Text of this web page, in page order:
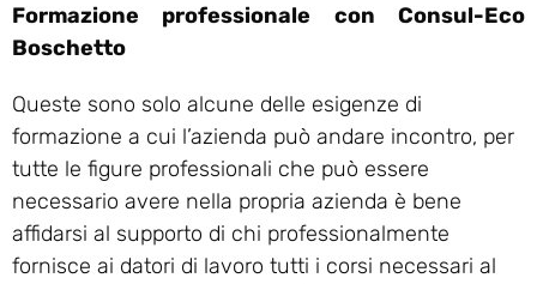
Formazione professionale con Consul-Eco
Boschetto
Queste sono solo alcune delle esigenze di
formazione a cui l’azienda può andare incontro, per
tutte le figure professionali che può essere
necessario avere nella propria azienda è bene
affidarsi al supporto di chi professionalmente
fornisce ai datori di lavoro tutti i corsi necessari al